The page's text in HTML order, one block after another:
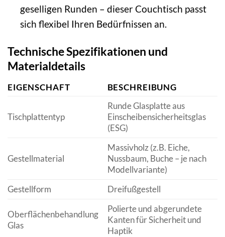
geselligen Runden – dieser Couchtisch passt
sich flexibel Ihren Bedürfnissen an.
Technische Spezifikationen und
Materialdetails
EIGENSCHAFT BESCHREIBUNG
Tischplattentyp
Runde Glasplatte aus
Einscheibensicherheitsglas
(ESG)
Gestellmaterial
Massivholz (z.B. Eiche,
Nussbaum, Buche – je nach
Modellvariante)
Gestellform
Dreifußgestell
Oberflächenbehandlung
Glas
Polierte und abgerundete
Kanten für Sicherheit und
Haptik